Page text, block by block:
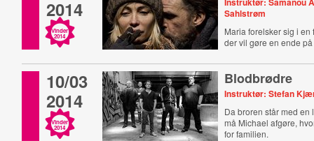
2014
Vinder
2014
Sahlstrøm
Maria forelsker sig i en
der vil gøre en ende på
10/03
2014
Vinder
2014
Blodbrødre
Instruktør: Stefan
Da broren står med
må Michael afgøre,
for familien.